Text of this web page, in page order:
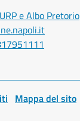
e Albo Pretorio
Mappa del sito